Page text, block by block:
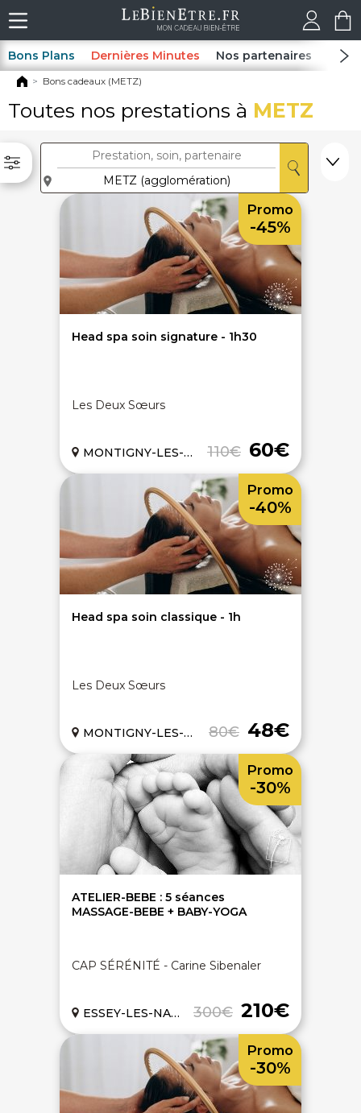
Bons Plans Dernières Minutes Nos partenaires Spas
Bons cadeaux (METZ)
Toutes nos prestations à METZ
Head spa soin signature - 1h30
Les Deux Sœurs
110€ 60€
MONTIGNY-LES-METZ (57)
Promo
-45%
Head spa soin classique - 1h
Les Deux Sœurs
80€ 48€
MONTIGNY-LES-METZ (57)
Promo
-40%
ATELIER-BEBE : 5 séances
MASSAGE-BEBE + BABY-YOGA
CAP SÉRÉNITÉ - Carine Sibenaler
300€ 210€
ESSEY-LES-NANCY (54)
Promo
-30%
Promo
-30%